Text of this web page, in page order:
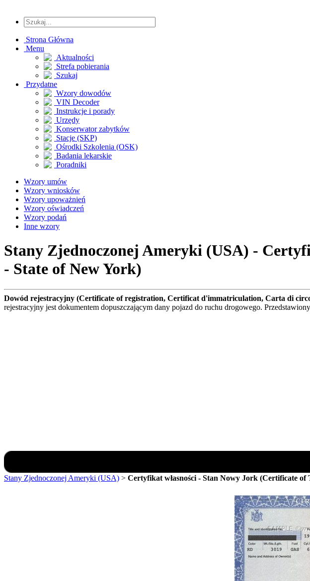
Strona Główna
Menu
Aktualności
Strefa pobierania
Szukaj
Przydatne
Wzory dowodów
VIN Decoder
Instrukcje i porady
Urzędy
Konserwator zabytków
Stacje (SKP)
Ośrodki Szkolenia (OSK)
Badania lekarskie
Poradniki
Wzory umów
Wzory wniosków
Wzory upoważnień
Wzory oświadczeń
Wzory podań
Inne wzory
Stany Zjednoczonej Ameryki (USA) -
- State of New York)
Dowód rejestracyjny (Certificate of registration, Certificat d'immatriculation, Carta di
rejestracyjny jest dokumentem dopuszczającym dany pojazd do ruchu drogowego.
Stany Zjednoczonej Ameryki (USA) > Certyfikat własności - Stan Nowy Jork (Certificate of